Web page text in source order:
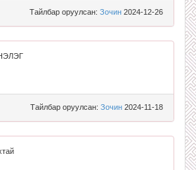
Тайлбар оруулсан: Зочин 2024-12-26
Тайлбар оруулсан: Зочин 2024-11-18